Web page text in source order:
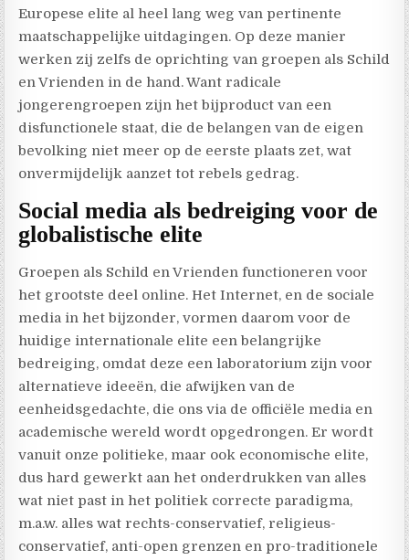
Europese elite al heel lang weg van pertinente
maatschappelijke uitdagingen. Op deze manier
werken zij zelfs de oprichting van groepen als Schild
en Vrienden in de hand. Want radicale
jongerengroepen zijn het bijproduct van een
disfunctionele staat, die de belangen van de eigen
bevolking niet meer op de eerste plaats zet, wat
onvermijdelijk aanzet tot rebels gedrag.
Social media als bedreiging voor de
globalistische elite
Groepen als Schild en Vrienden functioneren voor
het grootste deel online. Het Internet, en de sociale
media in het bijzonder, vormen daaromvoor de
huidige internationale elite een belangrijke
bedreiging, omdat deze een laboratorium zijn voor
alternatieve ideeën, die afwijken van de
eenheidsgedachte, die ons via de officiële media en
academische wereld wordt opgedrongen. Er wordt
vanuit onze politieke, maar ook economische elite,
dus hard gewerkt aan het onderdrukken van alles
wat niet past in het politiek correcte paradigma,
m.a.w. alles wat rechts-conservatief, religieus-
conservatief, anti-open grenzen en pro-traditionele